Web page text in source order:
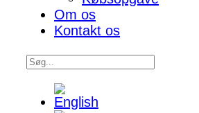
Om os
Kontakt os